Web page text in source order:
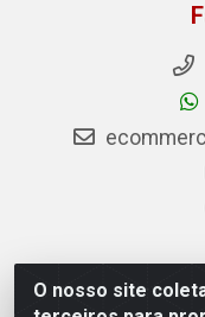
O nosso site
Hernandes - Atacado